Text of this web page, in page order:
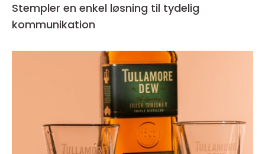
Stempler en enkel løsning til tydelig
kommunikation